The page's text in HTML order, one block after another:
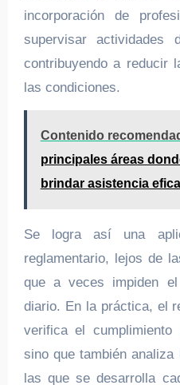
incorporación de
supervisar actividades
contribuyendo a reducir
las condiciones.
Contenido
principales áreas
brindar asistencia
Se logra así una
reglamentario, lejos de
que a veces impiden
diario. En la práctica, el
verifica el
sino que también
las que se desarrolla